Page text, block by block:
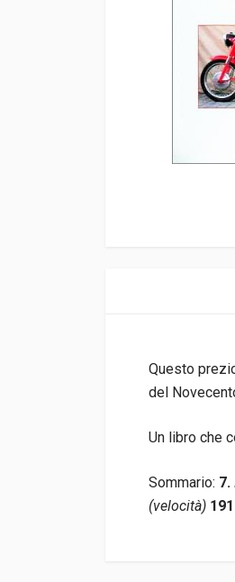
Questo
del
Un libro che
Sommario: 7.
(velocità)